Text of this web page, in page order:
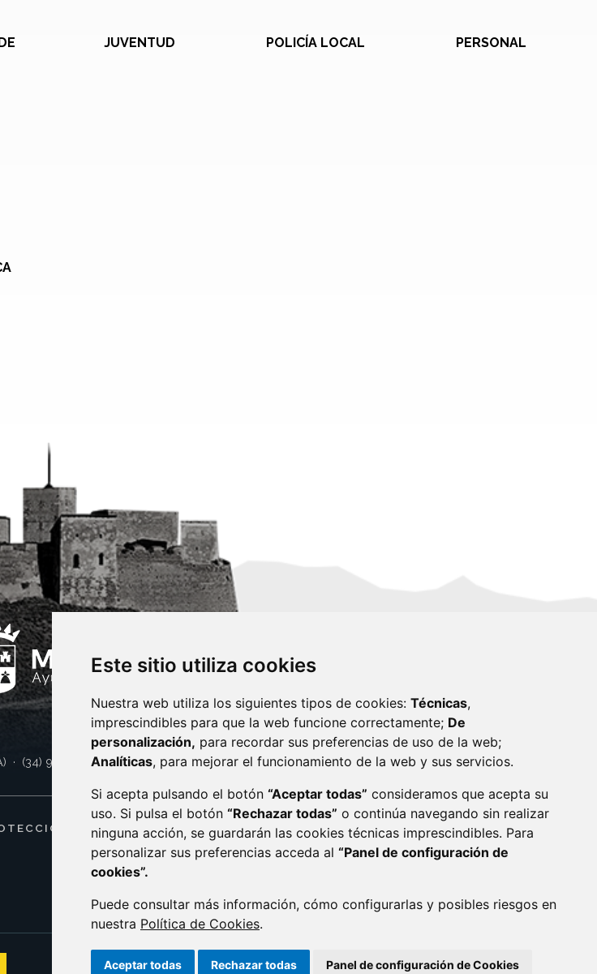
Este sitio utiliza cookies
Nuestra web utiliza los siguientes tipos de cookies: Técnicas,
imprescindibles para que la web funcione correctamente; De
personalización, para recordar sus preferencias de uso de la web;
Analíticas, para mejorar el funcionamiento de la web y sus servicios.
Si acepta pulsando el botón “Aceptar todas” consideramos que acepta su
uso. Si pulsa el botón “Rechazar todas” o continúa navegando sin realizar
ninguna acción, se guardarán las cookies técnicas imprescindibles. Para
personalizar sus preferencias acceda al “Panel de configuración de
cookies”.
Puede consultar más información, cómo configurarlas y posibles riesgos en
nuestra Política de Cookies.
Aceptar todas Rechazar todas Panel de configuración de Cookies
JUVENTUD POLICÍA LOCAL PERSONAL
· (34) 974 400 700 ·sac@monzon.es monzon.es
DE DATOS POLÍTICA DE COOKIES
ACCESIBILIDAD